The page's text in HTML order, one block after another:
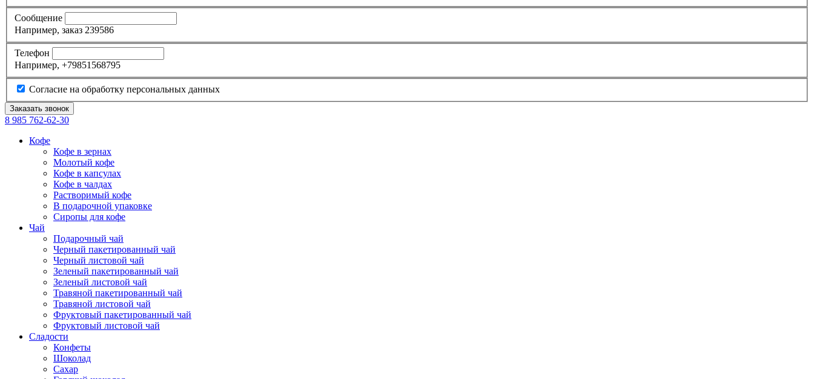
Сообщение
Например, заказ 239586
Телефон
Например, +79851568795
Согласие на обработку персональных данных
8 985 762-62-30
Кофе
Кофе в зернах
Молотый кофе
Кофе в капсулах
Кофе в чалдах
Растворимый кофе
В подарочной упаковке
Сиропы для кофе
Чай
Подарочный чай
Черный пакетированный чай
Черный листовой чай
Зеленый пакетированный чай
Зеленый листовой чай
Травяной пакетированный чай
Травяной листовой чай
Фруктовый пакетированный чай
Фруктовый листовой чай
Сладости
Конфеты
Шоколад
Сахар